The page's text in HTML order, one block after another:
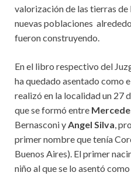
valorización de las tierras de
nuevas poblaciones
fueron construyendo.
En el libro respectivo del
ha quedado asentado como
realizó en la localidad un 27
que se formó entre
Bernasconi yAngel Silva,
primer nombre que tenía
Buenos Aires). El primer
niño al que se lo asentó como